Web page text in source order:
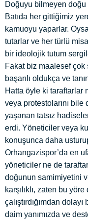
Doğuyu bilmeyen doğu
Batıda her gittiğimiz
kamuoyu yaparlar.
tutarlar ve her türlü
bir ideolojik tutum
Fakat biz maalesef çok
başarılı oldukça ve
Hatta öyle ki taraftarlar
veya protestolarını bile
yaşanan tatsız
erdi. Yöneticiler veya
konuşunca daha
Orhangazispor’da en
yöneticiler ne de
doğunun samimiyetini
karşılıklı, zaten bu
çalıştırdığımdan
daim yanımızda ve